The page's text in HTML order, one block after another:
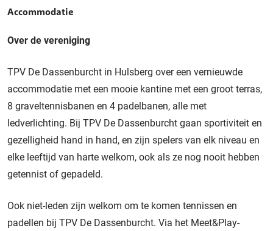
Accommodatie
Over de vereniging
TPV De Dassenburcht in Hulsberg over een vernieuwde
accommodatie met een mooie kantine met een groot terras,
8 graveltennisbanen en 4 padelbanen, alle met
ledverlichting. Bij TPV De Dassenburcht gaan sportiviteit en
gezelligheid hand in hand, en zijn spelers van elk niveau en
elke leeftijd van harte welkom, ook als ze nog nooit hebben
getennist of gepadeld.
Ook niet-leden zijn welkom om te komen tennissen en
padellen bij TPV De Dassenburcht. Via het Meet&Play-